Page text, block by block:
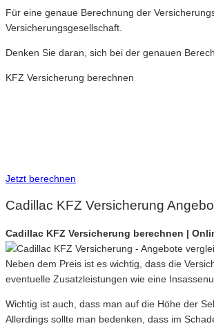
Für eine genaue Berechnung der
Versicherungsgesellschaft.
Denken Sie daran, sich bei der genauen
KFZ Versicherung berechnen
Jetzt berechnen
Cadillac KFZ Versicherung
Cadillac KFZ Versicherung berechnen |
Neben dem Preis ist es wichtig, dass die
eventuelle Zusatzleistungen wie eine
Wichtig ist auch, dass man auf die Höhe der
Allerdings sollte man bedenken, dass im